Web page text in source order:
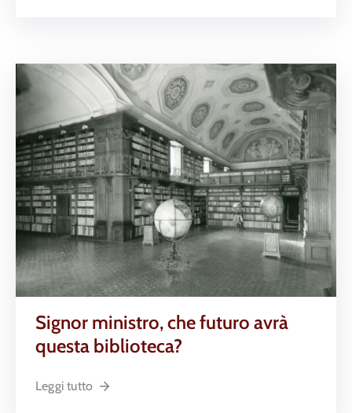
Signor ministro, che futuro avrà
questa biblioteca?
Leggi tutto